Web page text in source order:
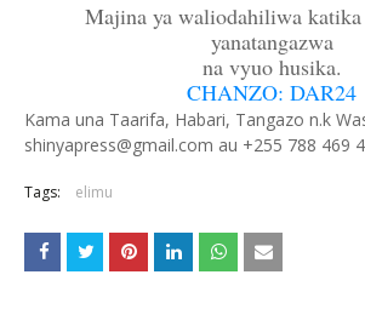
Majina ya waliodahiliwa
yanatangazwa
na vyuo husika.
CHANZO: DAR24
Kama una Taarifa, Habari, Tangazo n.k
shinyapress@gmail.com au +255 788 469
Tags: elimu